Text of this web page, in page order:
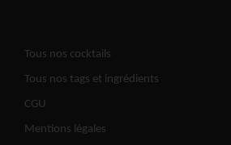
Tous nos cocktails
Tous nos tags et ingrédients
CGU
Mentions légales